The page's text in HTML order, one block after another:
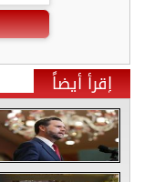
إقرأ أيضاً